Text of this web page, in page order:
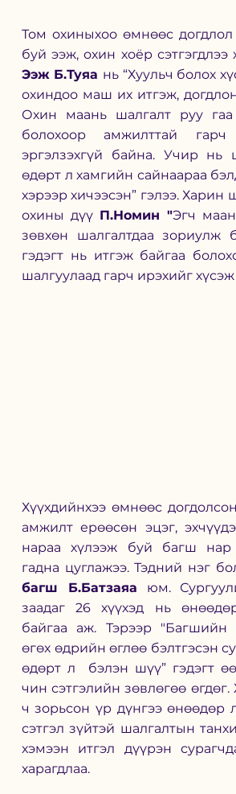
Том охиныхоо өмнөөс
буй ээж, охин хоёр
Ээж Б.Туяа нь “Хуульч болох
охиндоо маш их итгэж,
Охин маань шалгалт руу
болохоор амжилттай
эргэлзэхгүй байна. Учир нь
өдөрт л хамгийн сайнаараа
хэрээр хичээсэн” гэлээ. Харин
охины дүү П.Номин "Эгч
зөвхөн шалгалтдаа зориулж
гэдэгт нь итгэж байгаа
шалгуулаад гарч ирэхийг
Хүүхдийнхээ өмнөөс
амжилт ерөөсөн эцэг,
нараа хүлээж буй багш нар
багш Б.Батзаяа юм.
заадаг 26 хүүхэд нь
байгаа аж. Тэрээр "Багшийн
өгөх өдрийн өглөө бэлтгэсэн
өдөрт л  бэлэн шүү” гэдэгт
чин сэтгэлийн зөвлөгөө өгдөг.
ч зорьсон үр дүнгээ өнөөдөр
сэтгэл зүйтэй шалгалтын
хэмээн итгэл дүүрэн
харагдлаа.